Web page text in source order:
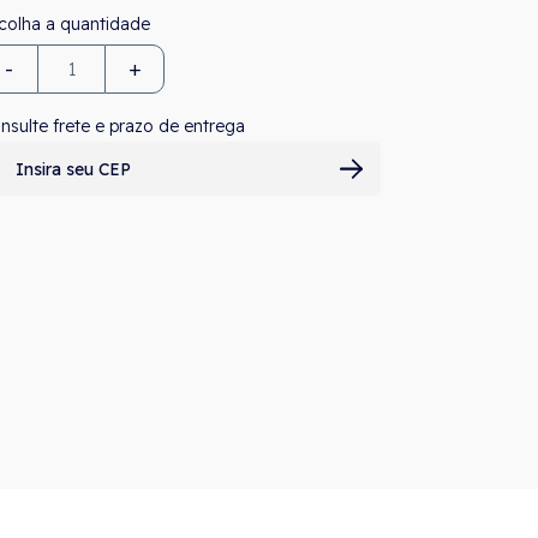
- +
frete e prazo de entrega